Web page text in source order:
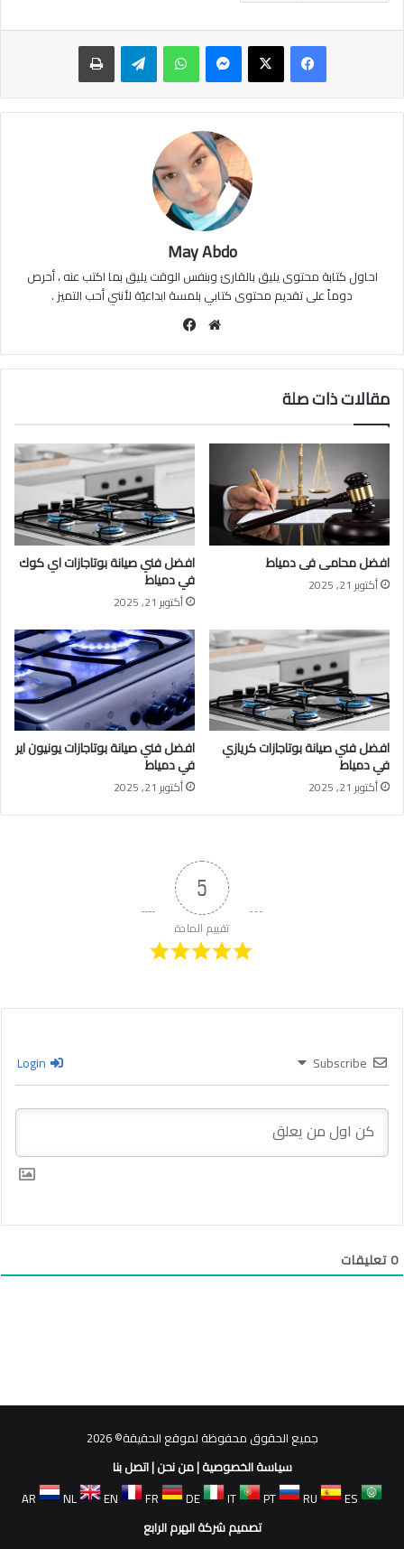
ماسنجر واتساب تيلقرام طباعة
May Abdo
احاول كتابة محتوى يليق بالقارئ وبنفس الوقت يليق بما اكتب عنه ، أحرص
دوماً على تقديم محتوى كتابي بلمسة ابداعيّة لأنني أحب التميز .
موقع
مقالات ذات صلة
افضل محامى فى دمياط
أكتوبر 21, 2025
افضل فني صيانة بوتاجازات اي كوك
في دمياط
أكتوبر 21, 2025
افضل فني صيانة بوتاجازات كريازي
في دمياط
أكتوبر 21, 2025
افضل فني صيانة بوتاجازات يونيون اير
في دمياط
أكتوبر 21, 2025
5
تقييم المادة
Subscribe
0تعليقات
جميع الحقوق محفوظة لموقع الحقيقة© 2026
سياسة الخصوصية|من نحن|اتصل بنا
AR
NL EN FR DE IT PT RU
ES
تصميم شركة الهرم الرابع